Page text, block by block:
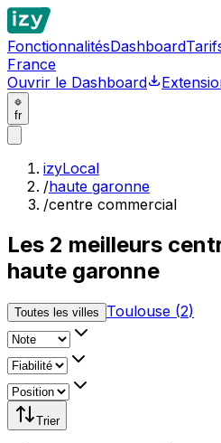
FonctionnalitésDashboard
France
Ouvrir le Dashboard
fr
izyLocal
/haute garonne
/centre commercial
Les 2 meilleurs
haute garonne
Toutes les villes Toulouse (2)
Trier